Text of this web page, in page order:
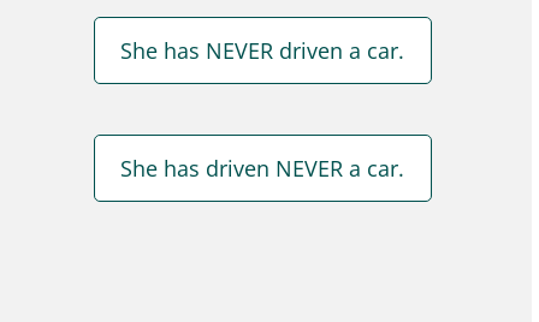
She has NEVER driven a car.
She has driven NEVER a car.